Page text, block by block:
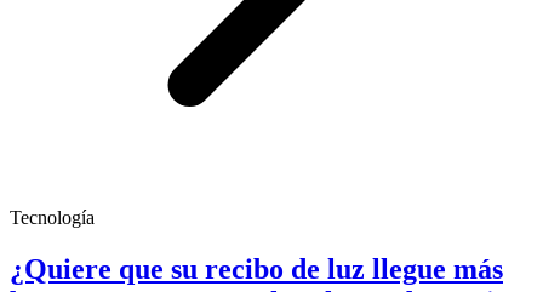
Tecnología
¿Quiere que su recibo de luz llegue más